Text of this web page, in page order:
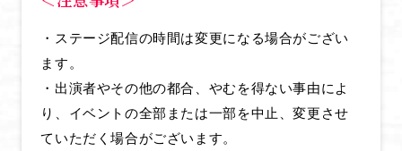
STORY
CHARACTER
MOVIE
・ステージ配信の時間は変更になる場合がござい
ます。
・出演者やその他の都合、やむを得ない事由によ
り、イベントの全部または一部を中止、変更させ
ていただく場合がございます。